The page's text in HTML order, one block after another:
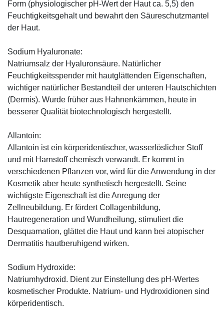
Form (physiologischer pH-Wert der Haut ca. 5,5) den
Feuchtigkeitsgehalt und bewahrt den Säureschutzmantel
der Haut.
Sodium Hyaluronate:
Natriumsalz der Hyaluronsäure. Natürlicher
Feuchtigkeitsspender mit hautglättenden Eigenschaften,
wichtiger natürlicher Bestandteil der unteren Hautschichten
(Dermis). Wurde früher aus Hahnenkämmen, heute in
besserer Qualität biotechnologisch hergestellt.
Allantoin:
Allantoin ist ein körperidentischer, wasserlöslicher Stoff
und mit Harnstoff chemisch verwandt. Er kommt in
verschiedenen Pflanzen vor, wird für die Anwendung in der
Kosmetik aber heute synthetisch hergestellt. Seine
wichtigste Eigenschaft ist die Anregung der
Zellneubildung. Er fördert Collagenbildung,
Hautregeneration und Wundheilung, stimuliert die
Desquamation, glättet die Haut und kann bei atopischer
Dermatitis hautberuhigend wirken.
Sodium Hydroxide:
Natriumhydroxid. Dient zur Einstellung des pH-Wertes
kosmetischer Produkte. Natrium- und Hydroxidionen sind
körperidentisch.